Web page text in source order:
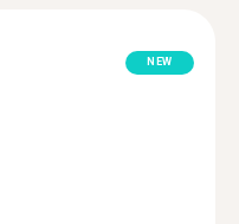
NEW